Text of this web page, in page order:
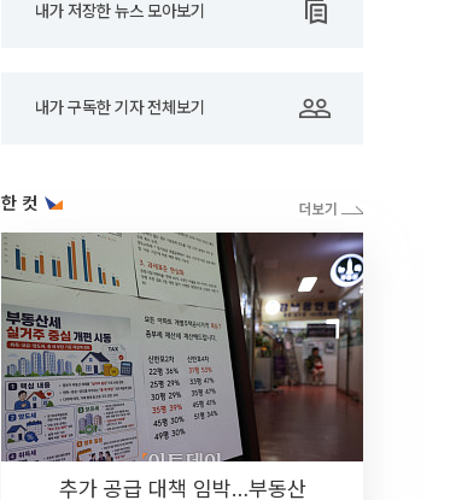
내가 저장한 뉴스 모아보기
내가 구독한 기자 전체보기
한 컷
추가 공급 대책 임박…부동산